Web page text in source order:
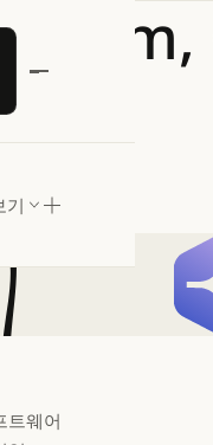
용해 보기
기
트웨어